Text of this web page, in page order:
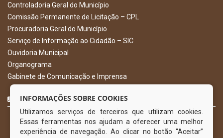
Controladoria Geral do Município
Comissão Permanente de Licitação – CPL
Procuradoria Geral do Município
Serviço de Informação ao Cidadão – SIC
Ouvidoria Municipal
Organograma
Gabinete de Comunicação e Imprensa
CURTA NOSSA FAN PAGE
INFORMAÇÕES SOBRE COOKIES
Utilizamos serviços de terceiros que utilizam cookies.
Essas ferramentas nos ajudam a oferecer uma melhor
experiência de navegação. Ao clicar no botão “Aceitar”